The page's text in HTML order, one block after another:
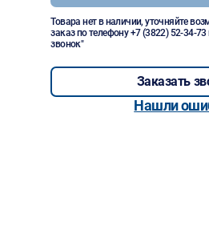
Товара нет в наличии, уточняйте
заказ по телефону+7 (3822) 52-34-73
звонок"
Заказать
Нашли